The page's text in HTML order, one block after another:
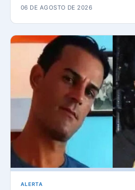
06 DE AGOSTO DE 2026
ALERTA